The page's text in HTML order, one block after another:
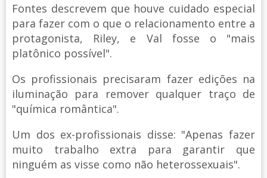
Fontes descrevem que houve cuidado especial
para fazer com o que o relacionamento entre a
protagonista, Riley, e Val fosse o "mais
platônico possível".
Os profissionais precisaram fazer edições na
iluminação para remover qualquer traço de
"química romântica".
Um dos ex-profissionais disse: "Apenas fazer
muito trabalho extra para garantir que
ninguém as visse como não heterossexuais".